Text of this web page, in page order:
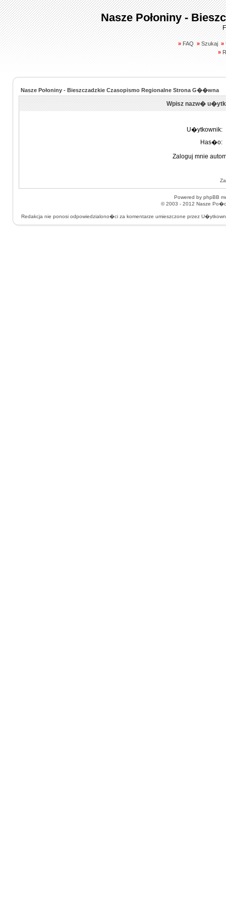
Nasze Połoniny -
» FAQ » Szukaj »
»
Nasze Połoniny - Bieszczadzkie Czasopismo Regionalne Strona G��wna
Wpisz nazw�
U�ytkownik:
Has�o:
Zaloguj mnie
Powered by phpBB
© 2003 - 2012 Nasze
Redakcja nie ponosi odpowiedzialono�ci za komentarze umieszczone przez